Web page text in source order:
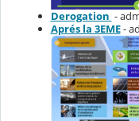
Derogation -
Aprés la 3EME-